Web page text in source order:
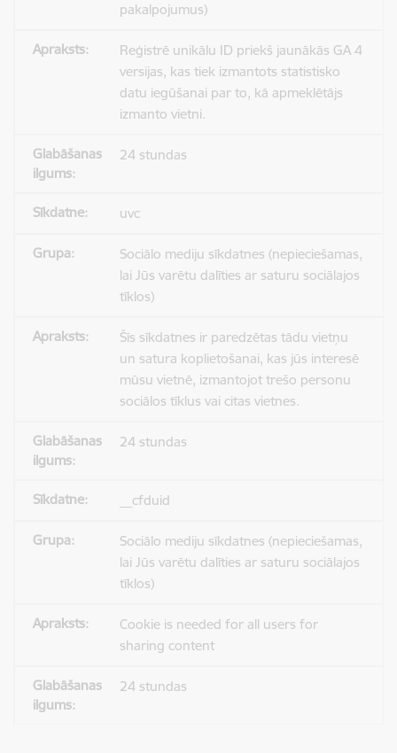
pakalpojumus)
Reģistrē unikālu ID priekš jaunākās GA 4
versijas, kas tiek izmantots statistisko
datu iegūšanai par to, kā apmeklētājs
izmanto vietni.
24 stundas
uvc
Sociālo mediju sīkdatnes (nepieciešamas,
lai Jūs varētu dalīties ar saturu sociālajos
tīklos)
Šīs sīkdatnes ir paredzētas tādu vietņu
un satura koplietošanai, kas jūs interesē
mūsu vietnē, izmantojot trešo personu
sociālos tīklus vai citas vietnes.
24 stundas
__cfduid
Sociālo mediju sīkdatnes (nepieciešamas,
lai Jūs varētu dalīties ar saturu sociālajos
tīklos)
Cookie is needed for all users for
sharing content
24 stundas